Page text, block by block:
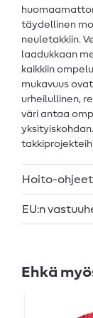
täydellinen
neuletakkiin.
laadukkaan
kaikkiin
mukavuus
urheilullinen,
väri antaa
Hoito-ohjeet
EU:n
Ehkä